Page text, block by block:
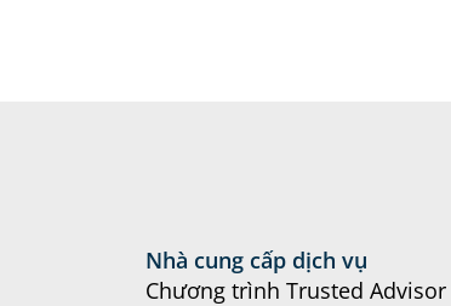
Nhà cung cấp dịch vụ
Chương trình Trusted